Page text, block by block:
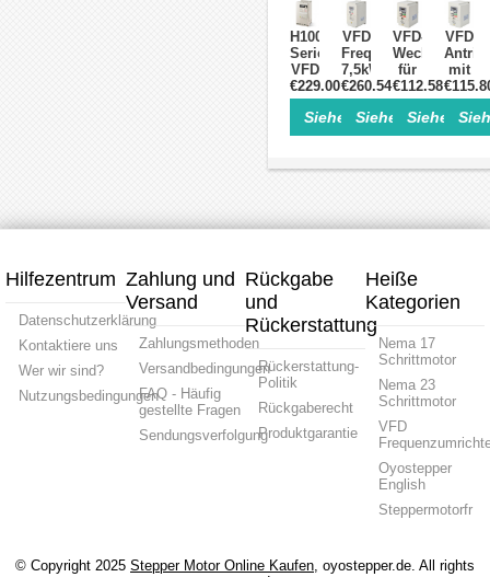
2.2KW
12.5A
Ein-/Dreiphasen
220V
Frequenzumrichter
PS
7,5
kW
31 A
Dreiphasen
220V
220V
mit
H100-
Serie
VFD
Frequenzumrichter
7,5
PS
5,5
23 A
Antrieb
mit
€229.00
Siehe Einzelheiten>
VFD
Frequenzumrichter
7,5kW
10PS
17,5A
380V
Antriebsmotor
variabler
Drehzahlregelung
des
€260.54
Siehe
VFD-
für
mit
variabler
Frequenz
Spindelmotor-
KW
1PS
€112.58
Siehe
VFD
mit
für
2PS
14A
Hilfezentrum
Datenschutzerklärung
Kontaktiere uns
Wer wir sind?
Nutzungsbedingungen
Zahlung und
Versand
Zahlungsmethoden
Versandbedingungen
FAQ - Häufig
gestellte Fragen
Sendungsverfolgung
Rückgabe
und
Rückerstattung
Rückerstattung-
Politik
Rückgaberecht
Produktgarantie
Heiße
Kategorien
Nema 17
Schrittmotor
Nema 23
Schrittmotor
VFD
Oyostepper
English
Steppermotorfr
© Copyright 2025 Stepper Motor Online Kaufen, oyostepper.de. All rights